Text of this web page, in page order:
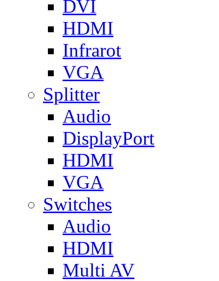
DVI
HDMI
Infrarot
VGA
Splitter
Audio
DisplayPort
HDMI
VGA
Switches
Audio
HDMI
Multi AV